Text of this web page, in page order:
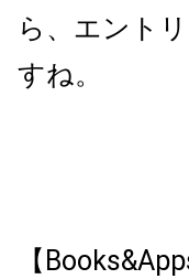
ら、エント
すね。
【